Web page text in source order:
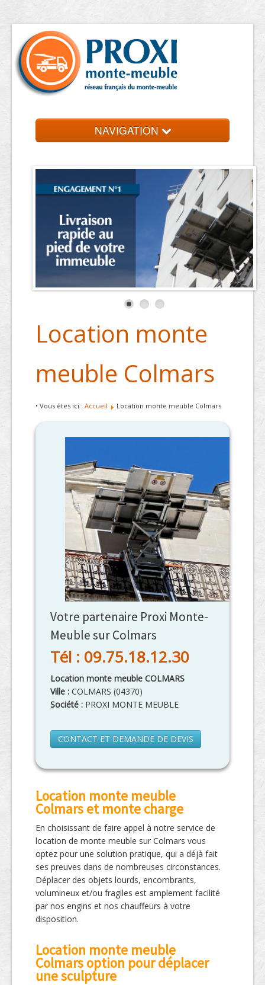
NAVIGATION
Location monte
meuble Colmars
• Vous êtes ici : Accueil Location monte meuble Colmars
Votre partenaire Proxi Monte-
Meuble sur Colmars
Tél : 09.75.18.12.30
Location monte meuble COLMARS
Ville : COLMARS (04370)
Société : PROXI MONTE MEUBLE
CONTACT ET DEMANDE DE DEVIS
Location monte meuble
Colmars et monte charge
En choisissant de faire appel à notre service de
location de monte meuble sur Colmars vous
optez pour une solution pratique, qui a déjà fait
ses preuves dans de nombreuses circonstances.
Déplacer des objets lourds, encombrants,
volumineux et/ou fragiles est amplement facilité
par nos engins et nos chauffeurs à votre
disposition.
Location monte meuble
Colmars option pour déplacer
une sculpture